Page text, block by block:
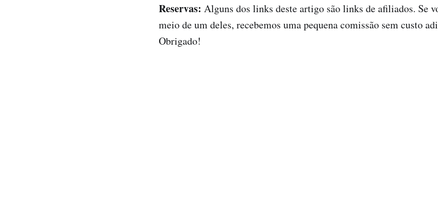
Reservas: Alguns dos links deste artigo são links de afiliados. Se
meio de um deles, recebemos uma pequena comissão sem custo
Obrigado!